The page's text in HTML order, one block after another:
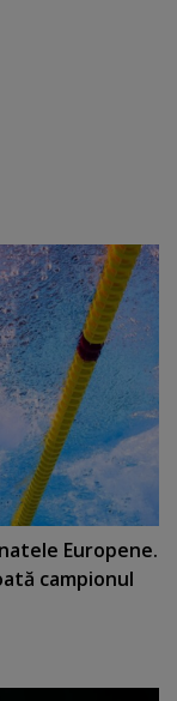
Europene.
campionul